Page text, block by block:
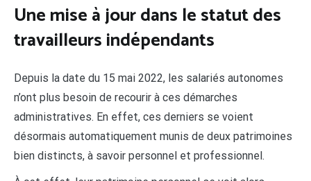
Une mise à jour dans le statut des
travailleurs indépendants
Depuis la date du 15 mai 2022, les salariés autonomes
n’ont plus besoin de recourir à ces démarches
administratives. En effet, ces derniers se voient
désormais automatiquement munis de deux patrimoines
bien distincts, à savoir personnel et professionnel.